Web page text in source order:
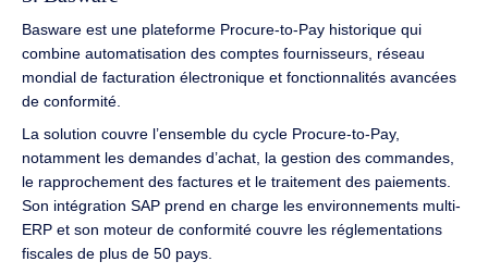
Basware est une plateforme Procure-to-Pay historique qui
combine automatisation des comptes fournisseurs, réseau
mondial de facturation électronique et fonctionnalités avancées
de conformité.
La solution couvre l’ensemble du cycle Procure-to-Pay,
notamment les demandes d’achat, la gestion des commandes,
le rapprochement des factures et le traitement des paiements.
Son intégration SAP prend en charge les environnements multi-
ERP et son moteur de conformité couvre les réglementations
fiscales de plus de 50 pays.